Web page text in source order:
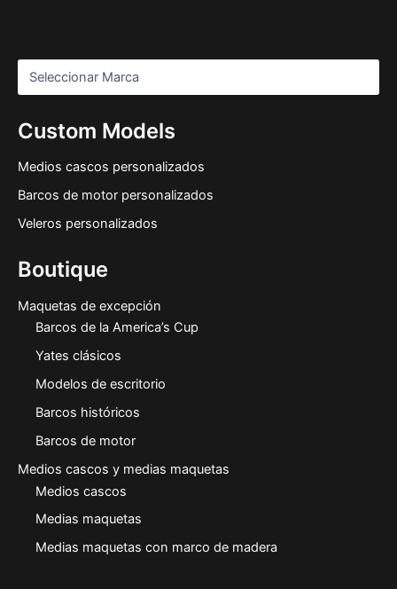
Custom Models
Medios cascos personalizados
Barcos de motor personalizados
Veleros personalizados
Boutique
Maquetas de excepción
Barcos de la America’s Cup
Yates clásicos
Modelos de escritorio
Barcos históricos
Barcos de motor
Medios cascos y medias maquetas
Medios cascos
Medias maquetas
Medias maquetas con marco de madera